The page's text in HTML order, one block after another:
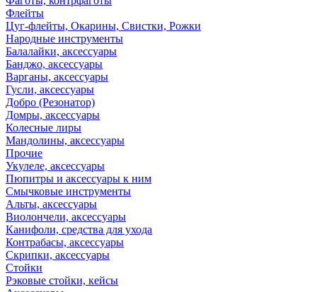
Флейты
Цуг-флейты, Окарины, Свистки, Рожки
Народные инструменты
Балалайки, аксессуары
Банджо, аксессуары
Варганы, аксессуары
Гусли, аксессуары
Добро (Резонатор)
Домры, аксессуары
Колесные лиры
Мандолины, аксессуары
Прочие
Укулеле, аксессуары
Пюпитры и аксессуары к ним
Смычковые инструменты
Альты, аксессуары
Виолончели, аксессуары
Канифоли, средства для ухода
Контрабасы, аксессуары
Скрипки, аксессуары
Стойки
Рэковые стойки, кейсы